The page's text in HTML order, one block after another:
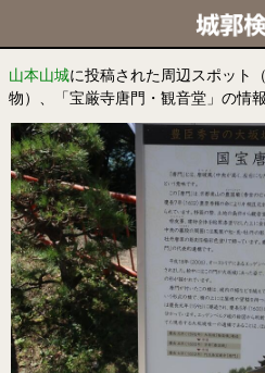
山本山城に投稿された周辺スポット
物）、「宝厳寺唐門・観音堂」の情